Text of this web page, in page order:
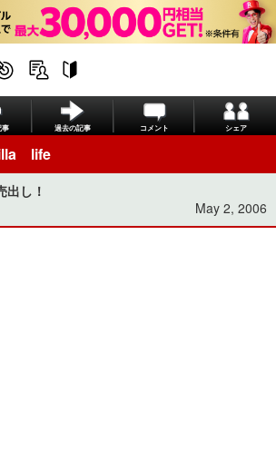
事 過去の記事 コメント シェア
life
出し！
May 2, 2006